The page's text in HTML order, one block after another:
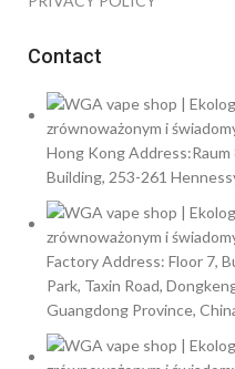
Contact
Hong Kong Address:Raum
Building, 253-261
Factory Address: Floor 7,
Park, Taxin Road,
Guangdong Province,